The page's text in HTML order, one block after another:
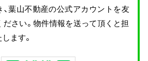
葉山不動産の公式アカウントを友
さい。物件情報を送って頂くと担
ます。